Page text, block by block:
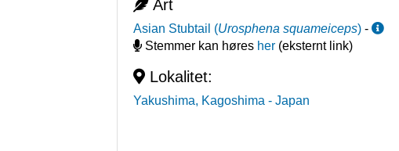
Art
Asian Stubtail (Urosphena squameiceps)-
Stemmer kan høres her (eksternt link)
Lokalitet:
Yakushima, Kagoshima - Japan